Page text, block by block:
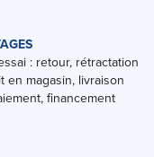
: retour, rétractation
en magasin, livraison
financement